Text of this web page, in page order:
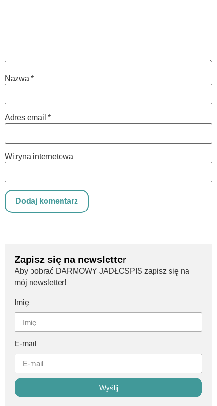
Nazwa *
Adres email *
Witryna internetowa
Zapisz się na newsletter
Aby pobrać DARMOWY JADŁOSPIS zapisz się na
mój newsletter!
Imię
E-mail
Wyślij